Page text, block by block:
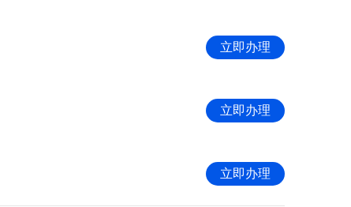
立即办理
立即办理
立即办理